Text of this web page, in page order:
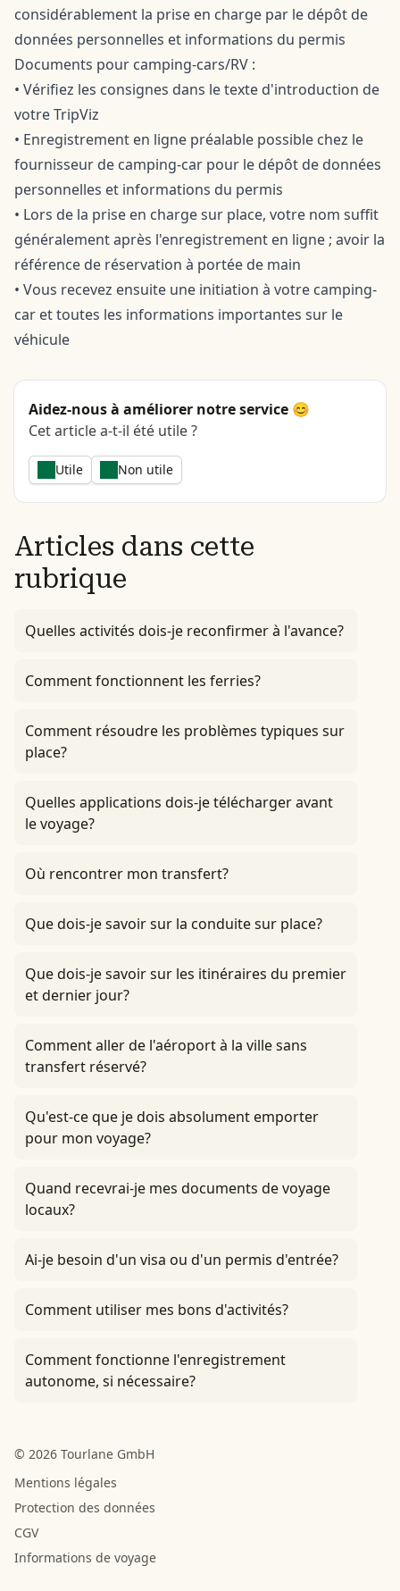
considérablement la prise en charge par le dépôt de
données personnelles et informations du permis
Documents pour camping-cars/RV :
• Vérifiez les consignes dans le texte d'introduction de
votre TripViz
• Enregistrement en ligne préalable possible chez le
fournisseur de camping-car pour le dépôt de données
personnelles et informations du permis
• Lors de la prise en charge sur place, votre nom suffit
généralement après l'enregistrement en ligne ; avoir la
référence de réservation à portée de main
• Vous recevez ensuite une initiation à votre camping-
car et toutes les informations importantes sur le
véhicule
Aidez-nous à améliorer notre service 😊
Cet article a-t-il été utile ?
Utile Non utile
Articles dans cette
rubrique
Quelles activités dois-je reconfirmer à l'avance?
Comment fonctionnent les ferries?
Comment résoudre les problèmes typiques sur
place?
Quelles applications dois-je télécharger avant
le voyage?
Où rencontrer mon transfert?
Que dois-je savoir sur la conduite sur place?
Que dois-je savoir sur les itinéraires du premier
et dernier jour?
Comment aller de l'aéroport à la ville sans
transfert réservé?
Qu'est-ce que je dois absolument emporter
pour mon voyage?
Quand recevrai-je mes documents de voyage
locaux?
Ai-je besoin d'un visa ou d'un permis d'entrée?
Comment utiliser mes bons d'activités?
Comment fonctionne l'enregistrement
autonome, si nécessaire?
© 2026 Tourlane GmbH
Mentions légales
Protection des données
CGV
Informations de voyage